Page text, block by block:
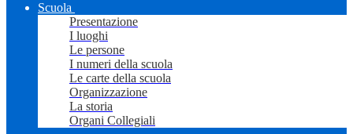
Scuola
Presentazione
I luoghi
Le persone
I numeri della scuola
Le carte della scuola
Organizzazione
La storia
Organi Collegiali